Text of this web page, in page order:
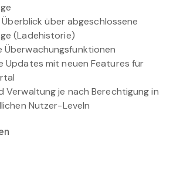
über abgeschlossene
(Ladehistorie)
Überwachungsfunktionen
Updates mit neuen Features für
Verwaltung je nach Berechtigung in
Nutzer-Leveln